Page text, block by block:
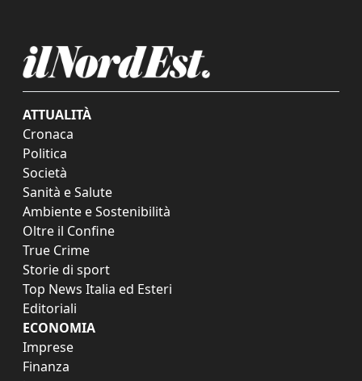
ATTUALITÀ
Cronaca
Politica
Società
Sanità e Salute
Ambiente e Sostenibilità
Oltre il Confine
True Crime
Storie di sport
Top News Italia ed Esteri
Editoriali
ECONOMIA
Imprese
Finanza